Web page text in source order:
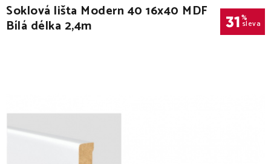
Soklová lišta Modern 40 16x40 MDF
Bílá délka 2,4m 31 %
sleva